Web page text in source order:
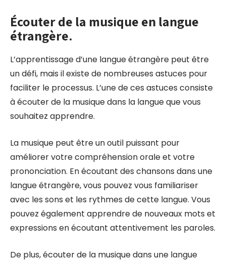
Écouter de la musique en langue
étrangère.
L’apprentissage d’une langue étrangère peut être
un défi, mais il existe de nombreuses astuces pour
faciliter le processus. L’une de ces astuces consiste
à écouter de la musique dans la langue que vous
souhaitez apprendre.
La musique peut être un outil puissant pour
améliorer votre compréhension orale et votre
prononciation. En écoutant des chansons dans une
langue étrangère, vous pouvez vous familiariser
avec les sons et les rythmes de cette langue. Vous
pouvez également apprendre de nouveaux mots et
expressions en écoutant attentivement les paroles.
De plus, écouter de la musique dans une langue